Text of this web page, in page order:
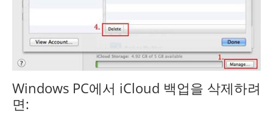
Windows PC에서 iCloud 백업을 삭제하려
면: